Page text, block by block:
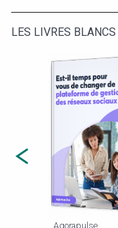
LES LIVRES BLANCS
Agorapulse